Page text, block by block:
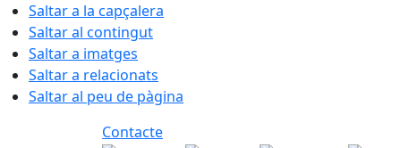
Saltar a la capçalera
Saltar al contingut
Saltar a imatges
Saltar a relacionats
Saltar al peu de pàgina
Contacte